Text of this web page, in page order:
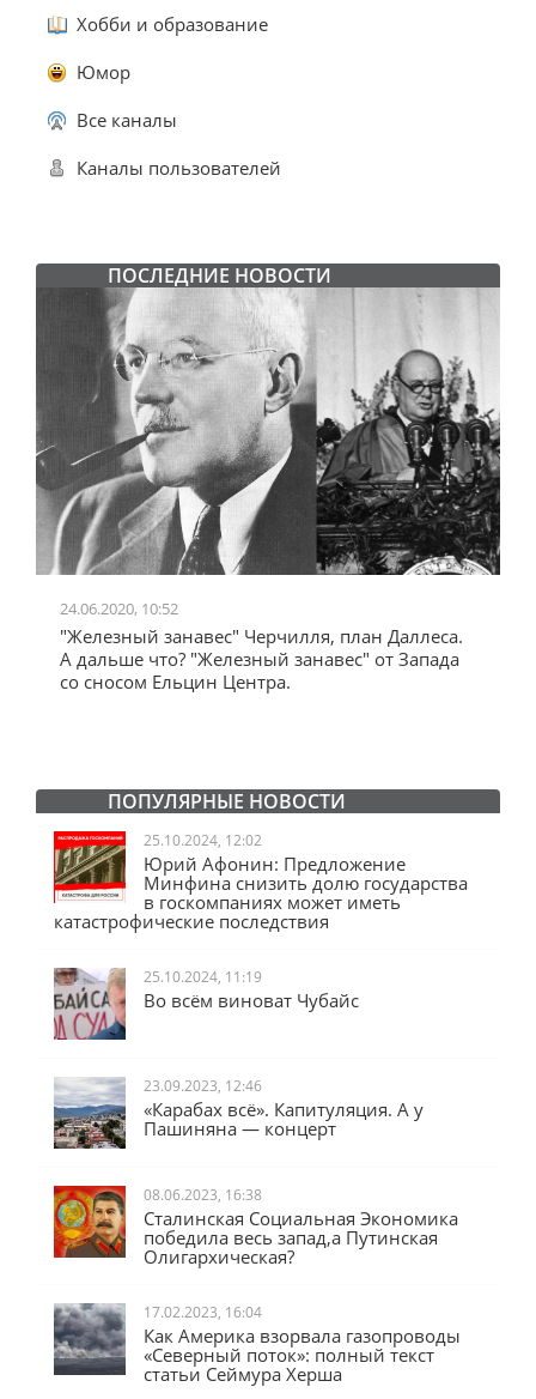
Хобби и образование
Юмор
Все каналы
Каналы пользователей
ПОСЛЕДНИЕ НОВОСТИ
24.06.2020, 10:52
"Железный занавес" Черчилля, план Даллеса.
А дальше что? "Железный занавес" от Запада
со сносом Ельцин Центра.
ПОПУЛЯРНЫЕ НОВОСТИ
25.10.2024, 12:02
Юрий Афонин: Предложение
Минфина снизить долю государства
в госкомпаниях может иметь
катастрофические последствия
25.10.2024, 11:19
Во всём виноват Чубайс
23.09.2023, 12:46
«Карабах всё». Капитуляция. А у
Пашиняна — концерт
08.06.2023, 16:38
Сталинская Социальная Экономика
победила весь запад,а Путинская
Олигархическая?
17.02.2023, 16:04
Как Америка взорвала газопроводы
«Северный поток»: полный текст
статьи Сеймура Херша